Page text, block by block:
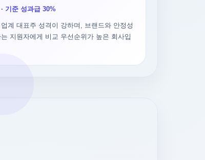
기준 성과급 30%
계 대표주 성격이 강하며, 브랜드와 안정성
지원자에게 비교 우선순위가 높은 회사입